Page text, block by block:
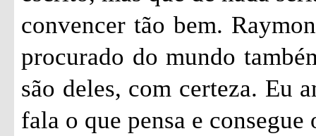
convencer tão bem.
procurado do mundo
são deles, com certeza. Eu
fala o que pensa e consegue